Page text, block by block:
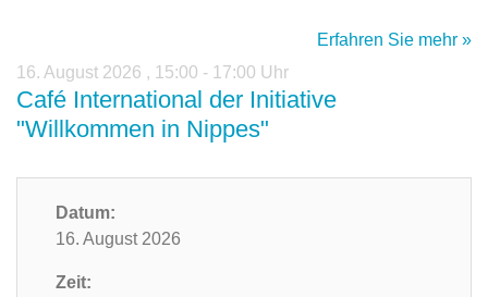
Erfahren Sie mehr »
16. August 2026 , 15:00 - 17:00 Uhr
Café International der Initiative
"Willkommen in Nippes"
Datum:
16. August 2026
Zeit: